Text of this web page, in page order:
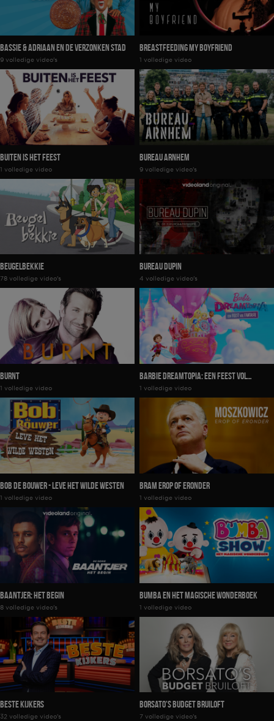
Bassie & Adriaan En De Verzonken Stad
9 volledige video's
Breastfeeding My Boyfriend
1 volledige video
Buiten is het Feest
1 volledige video
Bureau Arnhem
9 volledige video's
Beugelbekkie
78 volledige video's
Bureau Dupin
4 volledige video's
Burnt
1 volledige video
Barbie Dreamtopia: Een Feest Vol
Fantasie
1 volledige video
Bob De Bouwer - Leve Het Wilde Westen
1 volledige video
Bram Erop of Eronder
1 volledige video
Baantjer: Het Begin
8 volledige video's
Bumba En Het Magische Wonderboek
1 volledige video
Beste Kijkers
32 volledige video's
Borsato's Budget Bruiloft
7 volledige video's